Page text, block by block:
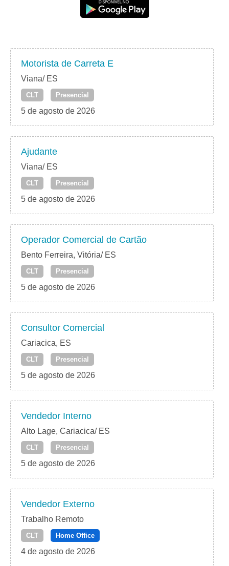
Motorista de Carreta E
Viana/ ES
CLT Presencial
5 de agosto de 2026
Ajudante
Viana/ ES
CLT Presencial
5 de agosto de 2026
Operador Comercial de Cartão
Bento Ferreira, Vitória/ ES
CLT Presencial
5 de agosto de 2026
Consultor Comercial
Cariacica, ES
CLT Presencial
5 de agosto de 2026
Vendedor Interno
Alto Lage, Cariacica/ ES
CLT Presencial
5 de agosto de 2026
Vendedor Externo
Trabalho Remoto
CLT Home Office
4 de agosto de 2026